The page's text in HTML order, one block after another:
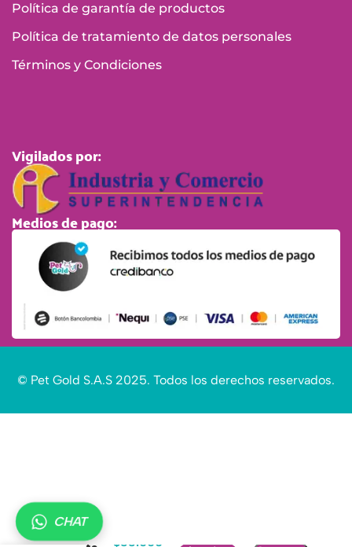
Política de garantía de productos
Política de tratamiento de datos personales
Términos y Condiciones
Vigilados por:
Medios de pago:
© Pet Gold S.A.S 2025. Todos los derechos reservados.
Alimento
$33.000
CHAT